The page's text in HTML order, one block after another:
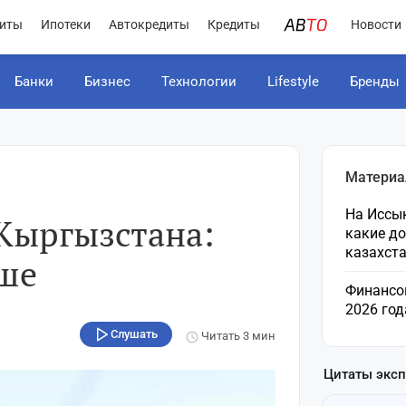
Ипотеки Автокредиты Кредиты Новости
Банки Бизнес Технологии Lifestyle Бренды
Слушать Читать3 мин
На
какие
2026
Цитаты